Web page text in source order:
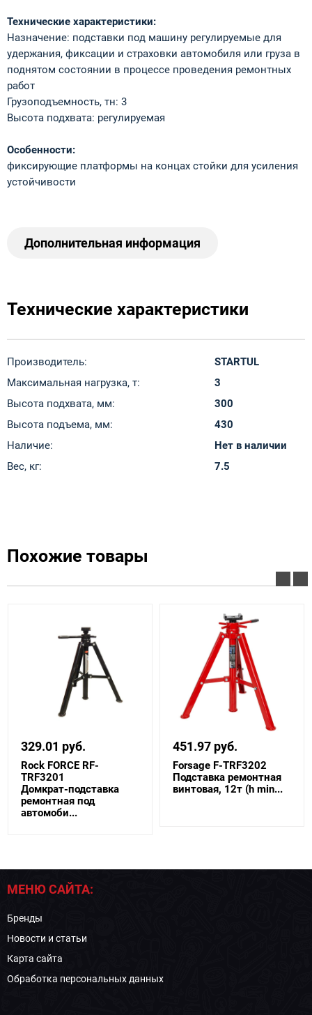
Технические характеристики:
Назначение: подставки под машину регулируемые для
удержания, фиксации и страховки автомобиля или груза в
поднятом состоянии в процессе проведения ремонтных
работ
Грузоподъемность, тн: 3
Высота подхвата: регулируемая
Особенности:
фиксирующие платформы на концах стойки для усиления
устойчивости
Дополнительная информация
Технические характеристики
Производитель:
STARTUL
Максимальная нагрузка, т:
3
Высота подхвата, мм:
300
Высота подъема, мм:
430
Наличие:
Нет в наличии
Вес, кг:
7.5
Похожие товары
329.01 руб.
Rock FORCE RF-
TRF3201
Домкрат-подставка
ремонтная под
автомоби...
451.97 руб.
Forsage F-TRF3202
Подставка ремонтная
винтовая, 12т (h min...
МЕНЮ САЙТА:
Бренды
Новости и статьи
Карта сайта
Обработка персональных данных